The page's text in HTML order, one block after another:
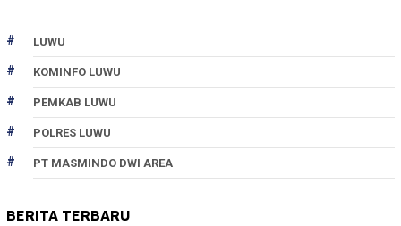
LUWU
KOMINFO LUWU
PEMKAB LUWU
POLRES LUWU
PT MASMINDO DWI AREA
BERITA TERBARU